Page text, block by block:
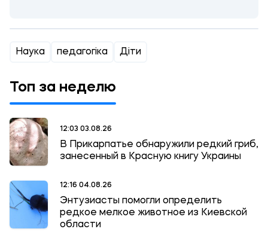
Наука педагогіка Діти
Топ за неделю
12:03 03.08.26
В Прикарпатье обнаружили редкий гриб,
занесенный в Красную книгу Украины
12:16 04.08.26
Энтузиасты помогли определить
редкое мелкое животное из Киевской
области